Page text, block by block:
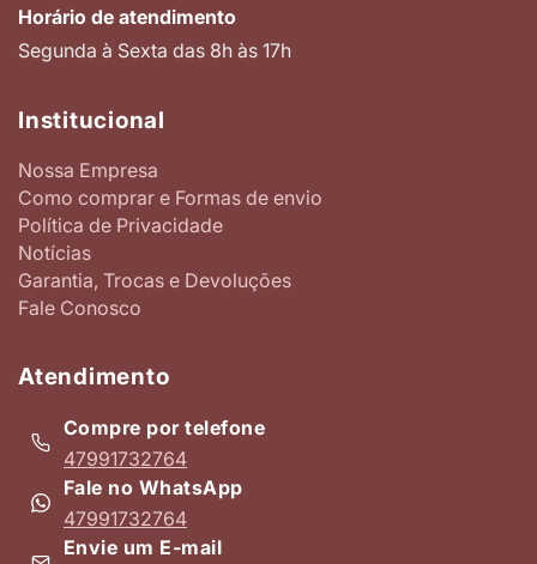
Horário de atendimento
Segunda à Sexta das 8h às 17h
Institucional
Nossa Empresa
Como comprar e Formas de envio
Política de Privacidade
Notícias
Garantia, Trocas e Devoluções
Fale Conosco
Atendimento
Compre por telefone
47991732764
Fale no WhatsApp
47991732764
Envie um E-mail